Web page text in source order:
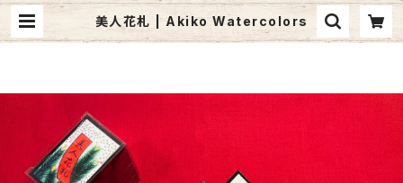
美人花札 | Akiko Watercolors